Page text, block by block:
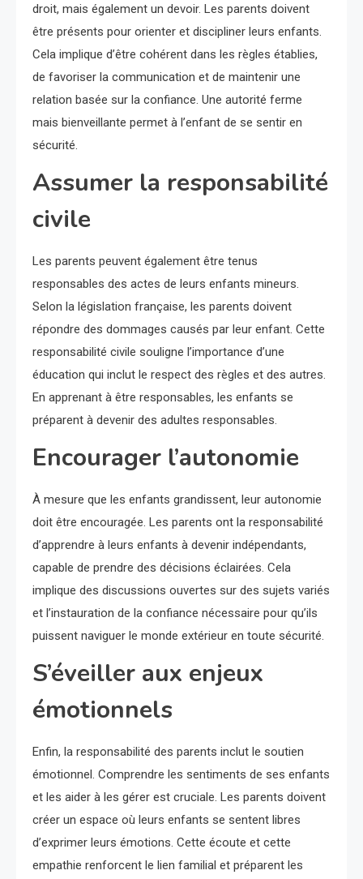
droit, mais également un devoir. Les parents doivent
être présents pour orienter et discipliner leurs enfants.
Cela implique d’être cohérent dans les règles établies,
de favoriser la communication et de maintenir une
relation basée sur la confiance. Une autorité ferme
mais bienveillante permet à l’enfant de se sentir en
sécurité.
Assumer la responsabilité
civile
Les parents peuvent également être tenus
responsables des actes de leurs enfants mineurs.
Selon la législation française, les parents doivent
répondre des dommages causés par leur enfant. Cette
responsabilité civile souligne l’importance d’une
éducation qui inclut le respect des règles et des autres.
En apprenant à être responsables, les enfants se
préparent à devenir des adultes responsables.
Encourager l’autonomie
À mesure que les enfants grandissent, leur autonomie
doit être encouragée. Les parents ont la responsabilité
d’apprendre à leurs enfants à devenir indépendants,
capable de prendre des décisions éclairées. Cela
implique des discussions ouvertes sur des sujets variés
et l’instauration de la confiance nécessaire pour qu’ils
puissent naviguer le monde extérieur en toute sécurité.
S’éveiller aux enjeux
émotionnels
Enfin, la responsabilité des parents inclut le soutien
émotionnel. Comprendre les sentiments de ses enfants
et les aider à les gérer est cruciale. Les parents doivent
créer un espace où leurs enfants se sentent libres
d’exprimer leurs émotions. Cette écoute et cette
empathie renforcent le lien familial et préparent les